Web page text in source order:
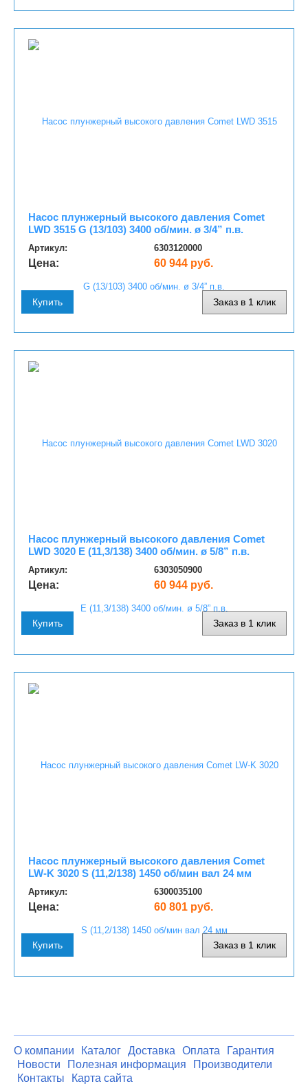
Насос плунжерный высокого давления Comet
LWD 3515 G (13/103) 3400 об/мин. ø 3/4” п.в.
Артикул: 6303120000
Цена: 60 944 руб.
Купить Заказ в 1 клик
Насос плунжерный высокого давления Comet
LWD 3020 E (11,3/138) 3400 об/мин. ø 5/8” п.в.
Артикул: 6303050900
Цена: 60 944 руб.
Купить Заказ в 1 клик
Насос плунжерный высокого давления Comet
LW-K 3020 S (11,2/138) 1450 об/мин вал 24 мм
Артикул: 6300035100
Цена: 60 801 руб.
Купить Заказ в 1 клик
О компании Каталог Доставка Оплата
Гарантия
Новости
Полезная информация
Производители
Контакты
Карта сайта